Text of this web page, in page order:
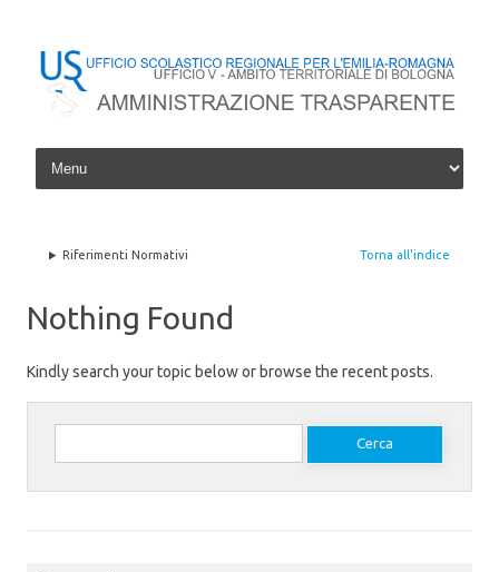
Skip to content
Torna all'indice
Riferimenti Normativi
Nothing Found
Kindly search your topic below or browse the recent posts.
Ricerca per: